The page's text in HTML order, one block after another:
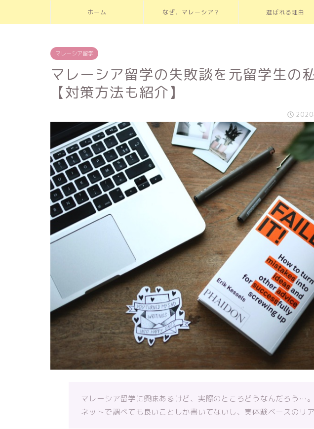
ホーム なぜ、マレーシア？ 選ばれる理由
マレーシア留学
マレーシア留学の失敗談を元留学生の
【対策方法も紹介】
マレーシア留学に興味あるけど、実際のところどうなんだろう…。
ネットで調べても良いことしか書いてないし、実体験ベースのリ